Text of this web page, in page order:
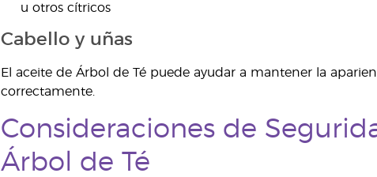
u otros cítricos
Cabello y uñas
El aceite de Árbol de Té puede ayudar a mantener la
correctamente.
Consideraciones de
Árbol de Té